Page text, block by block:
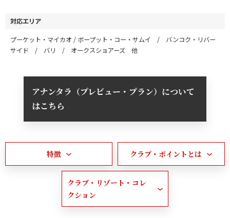
対応エリア
プーケット・マイカオ / ボープット・コー・サムイ / バンコク・リバー
サイド / バリ / オークスショアーズ 他
アナンタラ（プレビュー・プラン）について
はこちら
特徴 クラブ・ポイントとは
クラブ・リゾート・コレ
クション